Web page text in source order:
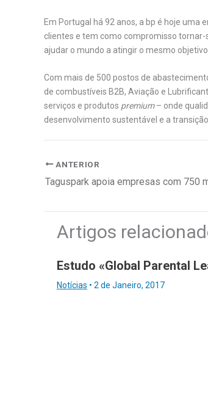
Em Portugal há 92 anos, a bp é hoje
clientes e tem como compromisso
ajudar o mundo a atingir o mesmo objetivo.
Com mais de 500 postos de
de combustíveis B2B, Aviação e
serviços e produtos premium– onde
desenvolvimento sustentável e a
ANTERIOR
Artigos
Estudo «Global Parental
Notícias • 2 de Janeiro, 2017